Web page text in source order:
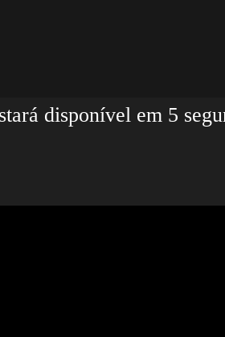
disponível em 5